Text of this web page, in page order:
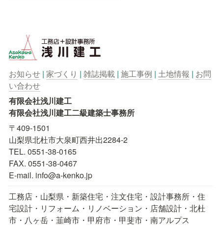
お知らせ | 家づくり | 雑誌掲載 | 施工事例 | 土地情報 | お問
い合わせ
有限会社浅川建工
有限会社浅川建工二級建築士事務所
〒409-1501
山梨県北杜市大泉町西井出2284-2
TEL. 0551-38-0165
FAX. 0551-38-0467
E-mail. info@a-kenko.jp
工務店・山梨県・新築住宅・注文住宅・設計事務所・住
宅設計・リフォーム・リノベーション・店舗設計・北杜
市・八ヶ岳・韮崎市・甲府市・甲斐市・南アルプス